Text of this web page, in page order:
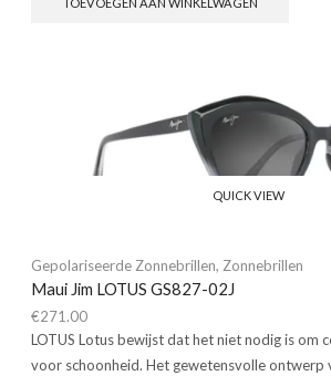
QUICK VIEW
Gepolariseerde Zonnebrillen, Zonnebrillen
Maui Jim LOTUS GS827-02J
€271.00
LOTUS Lotus bewijst dat het niet nodig is om
voor schoonheid. Het gewetensvolle ontwerp